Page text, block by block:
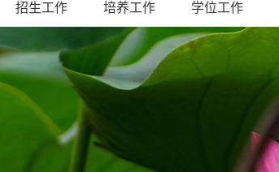
招生工作 培养工作 学位工作